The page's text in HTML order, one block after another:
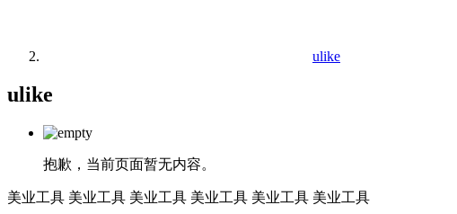
ulike
ulike
抱歉，当前页面暂无内容。
美业工具 美业工具 美业工具 美业工具 美业工具 美业工具